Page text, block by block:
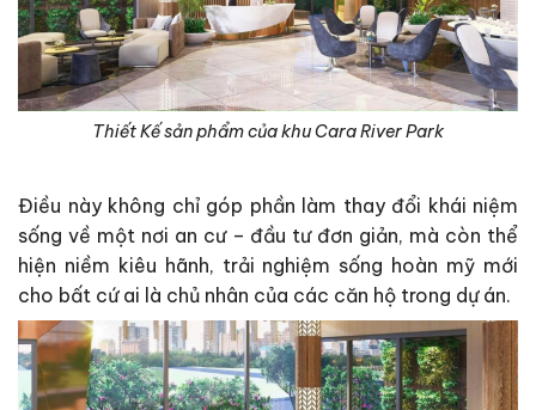
Thiết Kế sản phẩm của khu Cara River Park
Điều này không chỉ góp phần làm thay đổi khái niệm
sống về một nơi an cư – đầu tư đơn giản, mà còn thể
hiện niềm kiêu hãnh, trải nghiệm sống hoàn mỹ mới
cho bất cứ ai là chủ nhân của các căn hộ trong dự án.